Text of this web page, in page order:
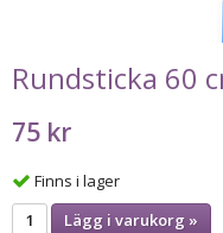
Rundsticka 60
75 kr
Finns i lager
Lägg i varukorg »